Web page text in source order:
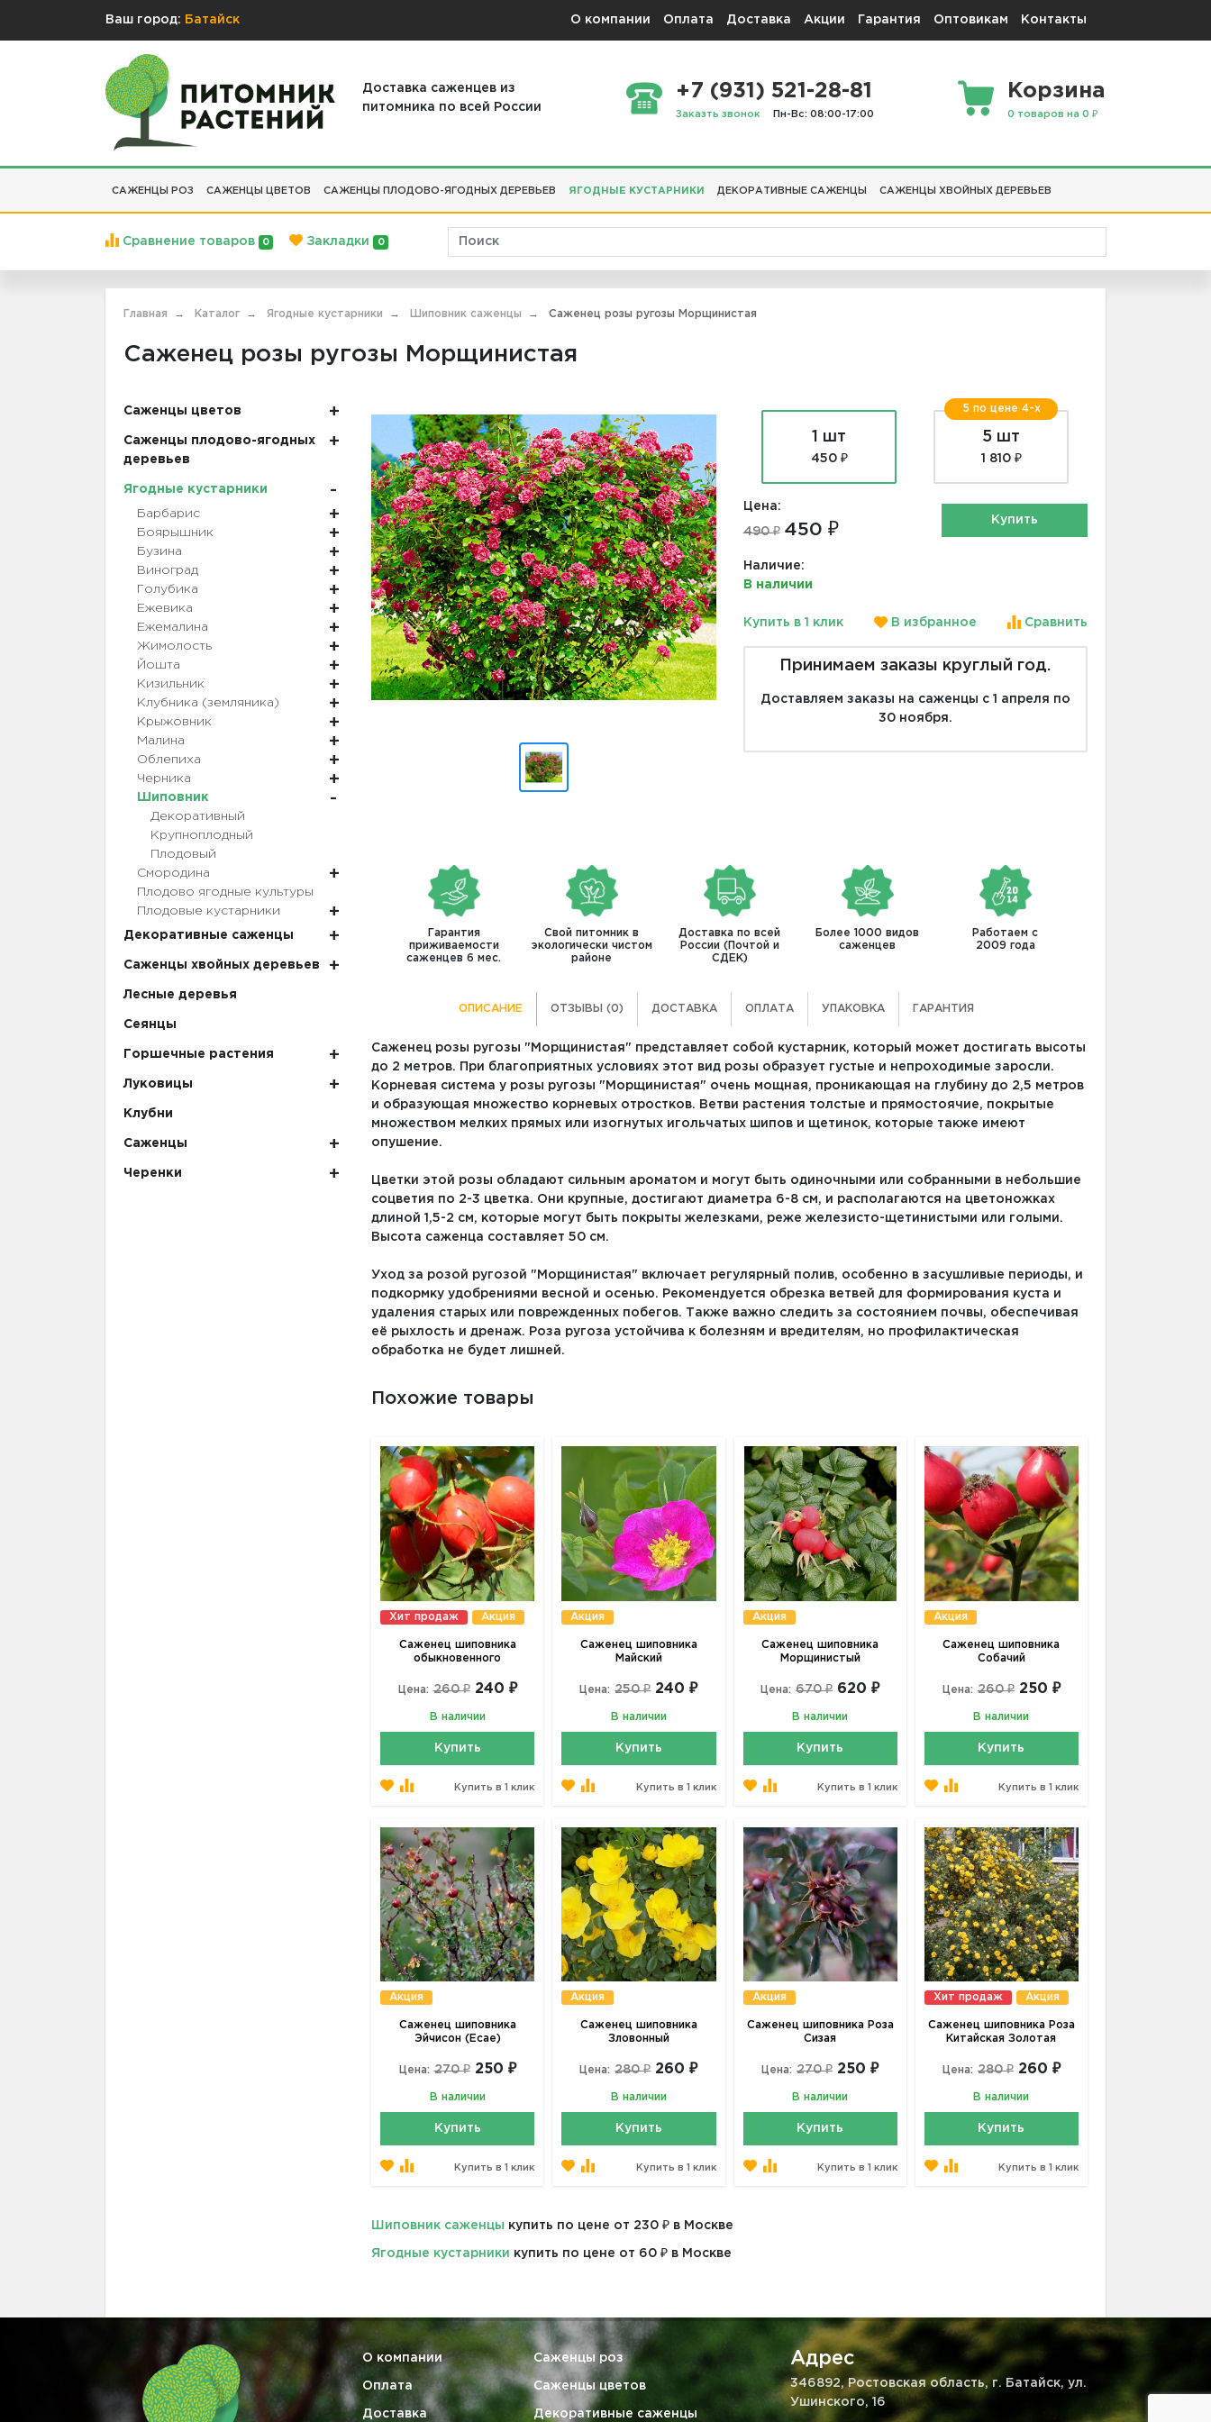
Ваш город: Батайск О компании Оплата Доставка Акции Гарантия Оптовикам Контакты
Доставка саженцев из
питомника по всей России
+7 (931) 521-28-81
Заказть звонок Пн-Вс: 08:00-17:00
Корзина
0 товаров на 0 ₽
САЖЕНЦЫ РОЗ САЖЕНЦЫ ЦВЕТОВ САЖЕНЦЫ ПЛОДОВО-ЯГОДНЫХ ДЕРЕВЬЕВ ЯГОДНЫЕ КУСТАРНИКИ ДЕКОРАТИВНЫЕ САЖЕНЦЫ САЖЕНЦЫ ХВОЙНЫХ ДЕРЕВЬЕВ
Сравнение товаров 0 Закладки 0
Главная Каталог Ягодные кустарники Шиповник саженцы Саженец розы ругозы Морщинистая
Саженец розы ругозы Морщинистая
Саженцы цветов
Саженцы плодово-ягодных
деревьев
Ягодные кустарники
Барбарис
Боярышник
Бузина
Виноград
Голубика
Ежевика
Ежемалина
Жимолость
Йошта
Кизильник
Клубника (земляника)
Крыжовник
Малина
Облепиха
Черника
Шиповник
Декоративный
Крупноплодный
Плодовый
Смородина
Плодово ягодные культуры
Плодовые кустарники
Декоративные саженцы
Саженцы хвойных деревьев
Лесные деревья
Сеянцы
Горшечные растения
Луковицы
Клубни
Саженцы
Черенки
1 шт
450 ₽
5 по цене 4-х
5 шт
1 810 ₽
Цена:
490 ₽ 450 ₽
Наличие:
В наличии
Купить
Купить в 1 клик В избранное Сравнить
Принимаем заказы круглый год.
Доставляем заказы на саженцы с 1 апреля по
30 ноября.
Гарантия
приживаемости
саженцев 6 мес.
Свой питомник в
экологически чистом
районе
Доставка по всей
России (Почтой и
СДЕК)
Более 1000 видов
саженцев
Работаем с
2009 года
ОПИСАНИЕ ОТЗЫВЫ (0) ДОСТАВКА ОПЛАТА УПАКОВКА ГАРАНТИЯ
Саженец розы ругозы "Морщинистая" представляет собой кустарник, который может достигать высоты
до 2 метров. При благоприятных условиях этот вид розы образует густые и непроходимые заросли.
Корневая система у розы ругозы "Морщинистая" очень мощная, проникающая на глубину до 2,5 метров
и образующая множество корневых отростков. Ветви растения толстые и прямостоячие, покрытые
множеством мелких прямых или изогнутых игольчатых шипов и щетинок, которые также имеют
опушение.
Цветки этой розы обладают сильным ароматом и могут быть одиночными или собранными в небольшие
соцветия по 2-3 цветка. Они крупные, достигают диаметра 6-8 см, и располагаются на цветоножках
длиной 1,5-2 см, которые могут быть покрыты железками, реже железисто-щетинистыми или голыми.
Высота саженца составляет 50 см.
Уход за розой ругозой "Морщинистая" включает регулярный полив, особенно в засушливые периоды, и
подкормку удобрениями весной и осенью. Рекомендуется обрезка ветвей для формирования куста и
удаления старых или поврежденных побегов. Также важно следить за состоянием почвы, обеспечивая
её рыхлость и дренаж. Роза ругоза устойчива к болезням и вредителям, но профилактическая
обработка не будет лишней.
Похожие товары
Хит продаж Акция
Саженец шиповника
обыкновенного
Цена: 260 ₽ 240 ₽
В наличии
Купить
Купить в 1 клик
Акция
Саженец шиповника
Майский
Цена: 250 ₽ 240 ₽
В наличии
Купить
Купить в 1 клик
Акция
Саженец шиповника
Морщинистый
Цена: 670 ₽ 620 ₽
В наличии
Купить
Купить в 1 клик
Акция
Саженец шиповника
Собачий
Цена: 260 ₽ 250 ₽
В наличии
Купить
Купить в 1 клик
Акция
Саженец шиповника
Эйчисон (Ecae)
Цена: 270 ₽ 250 ₽
В наличии
Купить
Купить в 1 клик
Акция
Саженец шиповника
Зловонный
Цена: 280 ₽ 260 ₽
В наличии
Купить
Купить в 1 клик
Акция
Саженец шиповника Роза
Сизая
Цена: 270 ₽ 250 ₽
В наличии
Купить
Купить в 1 клик
Хит продаж Акция
Саженец шиповника Роза
Китайская Золотая
Цена: 280 ₽ 260 ₽
В наличии
Купить
Купить в 1 клик
Шиповник саженцы купить по цене от 230 ₽ в Москве
Ягодные кустарники купить по цене от 60 ₽ в Москве
О компании
Оплата
Доставка
Саженцы роз
Саженцы цветов
Декоративные саженцы
Адрес
346892, Ростовская область, г. Батайск, ул.
Ушинского, 16